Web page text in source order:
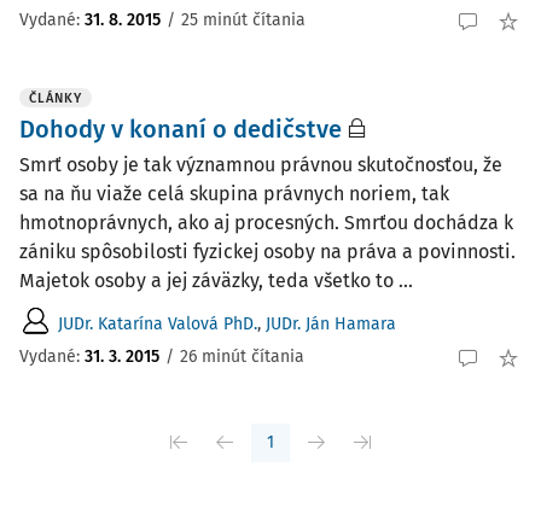
Vydané: 31. 8. 2015 / 25 minút čítania
ČLÁNKY
Dohody v konaní o dedičstve
Smrť osoby je tak významnou právnou skutočnosťou, že
sa na ňu viaže celá skupina právnych noriem, tak
hmotnoprávnych, ako aj procesných. Smrťou dochádza k
zániku spôsobilosti fyzickej osoby na práva a povinnosti.
Majetok osoby a jej záväzky, teda všetko to ...
JUDr. Katarína Valová PhD., JUDr. Ján Hamara
Vydané: 31. 3. 2015 / 26 minút čítania
1